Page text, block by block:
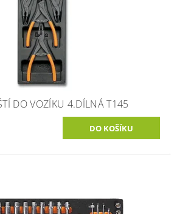
DO VOZÍKU 4.DÍLNÁ T145